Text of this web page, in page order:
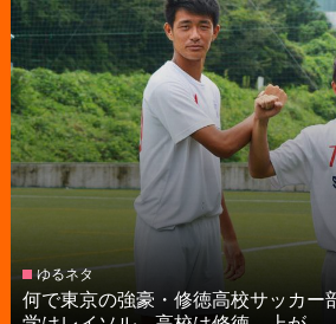
ゆるネタ
何で東京の強豪・修徳高校サッカー